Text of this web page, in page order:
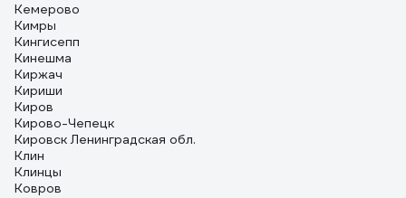
Кемерово
Кимры
Кингисепп
Кинешма
Киржач
Кириши
Киров
Кирово-Чепецк
Кировск Ленинградская обл.
Клин
Клинцы
Ковров